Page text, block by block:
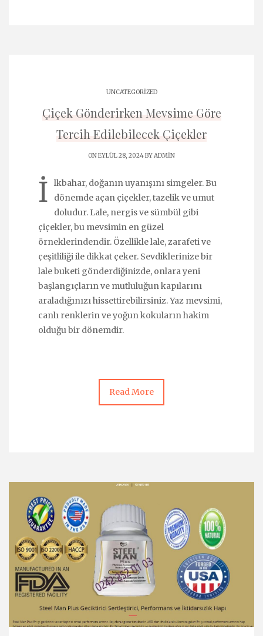
UNCATEGORIZED
Çiçek Gönderirken Mevsime Göre
Tercih Edilebilecek Çiçekler
ON EYLÜL 28, 2024 BYADMIN
İ
lkbahar, doğanın uyanışını simgeler. Bu
dönemde açan çiçekler, tazelik ve umut
doludur. Lale, nergis ve sümbül gibi
çiçekler, bu mevsimin en güzel
örneklerindendir. Özellikle lale, zarafeti ve
çeşitliliği ile dikkat çeker. Sevdiklerinize bir
lale buketi gönderdiğinizde, onlara yeni
başlangıçların ve mutluluğun kapılarını
araladığınızı hissettirebilirsiniz. Yaz mevsimi,
canlı renklerin ve yoğun kokuların hakim
olduğu bir dönemdir.
Read More